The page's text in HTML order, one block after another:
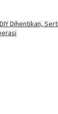
Dihentikan,